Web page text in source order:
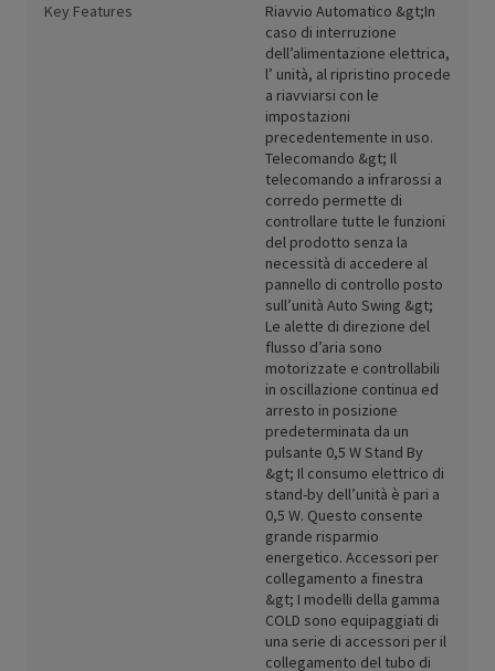
Key Features
Riavvio Automatico &gt;In
caso di interruzione
dell’alimentazione elettrica,
l’ unità, al ripristino procede
a riavviarsi con le
impostazioni
precedentemente in uso.
Telecomando &gt; Il
telecomando a infrarossi a
corredo permette di
controllare tutte le funzioni
del prodotto senza la
necessità di accedere al
pannello di controllo posto
sull’unità Auto Swing &gt;
Le alette di direzione del
flusso d’aria sono
motorizzate e controllabili
in oscillazione continua ed
arresto in posizione
predeterminata da un
pulsante 0,5 W Stand By
&gt; Il consumo elettrico di
stand-by dell’unità è pari a
0,5 W. Questo consente
grande risparmio
energetico. Accessori per
collegamento a finestra
&gt; I modelli della gamma
COLD sono equipaggiati di
una serie di accessori per il
collegamento del tubo di